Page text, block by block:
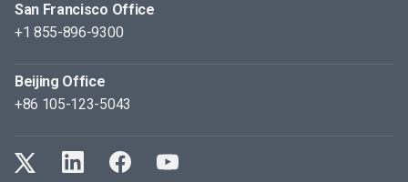
San Francisco Office
+1 855-896-9300
Beijing Office
+86 105-123-5043